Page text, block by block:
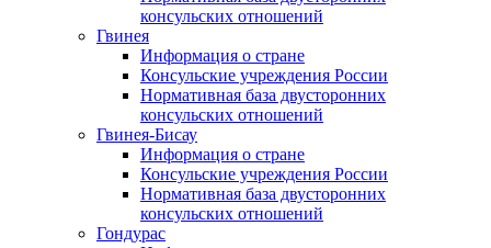
консульских отношений
Гвинея
Информация о стране
Консульские учреждения России
Нормативная база двусторонних
консульских отношений
Гвинея-Бисау
Информация о стране
Консульские учреждения России
Нормативная база двусторонних
консульских отношений
Гондурас